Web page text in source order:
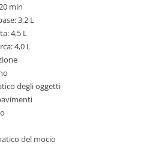
min
3,2 L
4,5 L
4,0 L
degli oggetti
del mocio